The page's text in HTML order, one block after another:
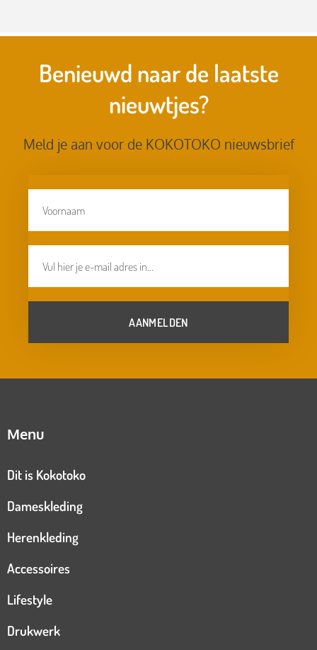
Benieuwd naar de laatste
nieuwtjes?
Meld je aan voor de KOKOTOKO nieuwsbrief
AANMELDEN
Menu
Dit is Kokotoko
Dameskleding
Herenkleding
Accessoires
Lifestyle
Drukwerk